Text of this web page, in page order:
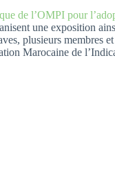
de l’OMPI pour
une exposition
plusieurs
Marocaine de